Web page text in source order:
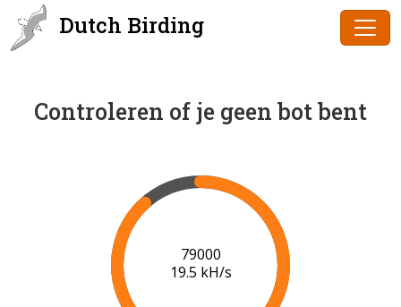
Dutch Birding
Controleren of je geen bot bent
80000
19.5 kH/s